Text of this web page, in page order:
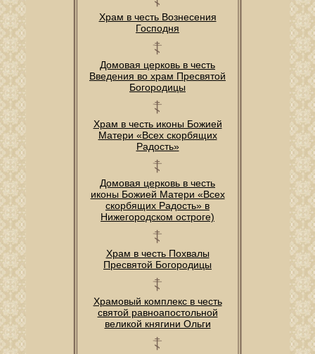
Храм в честь Вознесения
Господня
Домовая церковь в честь
Введения во храм Пресвятой
Богородицы
Храм в честь иконы Божией
Матери «Всех скорбящих
Радость»
Домовая церковь в честь
иконы Божией Матери «Всех
скорбящих Радость» в
Нижегородском остроге)
Храм в честь Похвалы
Пресвятой Богородицы
Храмовый комплекс в честь
святой равноапостольной
великой княгини Ольги